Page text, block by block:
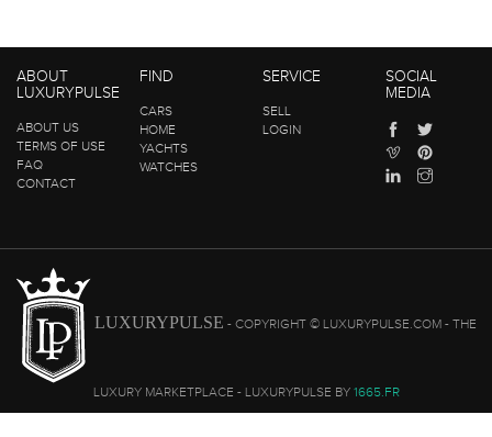
ABOUT
LUXURYPULSE
ABOUT US
TERMS OF USE
FAQ
CONTACT
FIND
CARS
HOME
YACHTS
WATCHES
SERVICE
SELL
LOGIN
SOCIAL
MEDIA
LUXURYPULSE - COPYRIGHT © LUXURYPULSE.COM - THE
LUXURY MARKETPLACE - LUXURYPULSE BY 1665.FR